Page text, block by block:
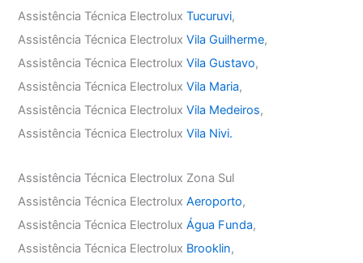
Assistência Técnica ElectroluxTucuruvi,
Assistência Técnica ElectroluxVila Guilherme,
Assistência Técnica ElectroluxVila Gustavo,
Assistência Técnica ElectroluxVila Maria,
Assistência Técnica ElectroluxVila Medeiros,
Assistência Técnica ElectroluxVila Nivi.
Assistência Técnica Electrolux Zona Sul
Assistência Técnica ElectroluxAeroporto,
Assistência Técnica ElectroluxÁgua Funda,
Assistência Técnica Electrolux Brooklin,